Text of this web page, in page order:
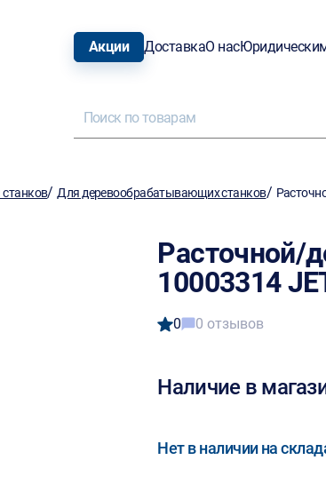
Акции ДоставкаО нас
/Для деревообрабатывающих станков/
Расточной/
10003314
0 0 отзывов
Наличие в
Нет в наличии на